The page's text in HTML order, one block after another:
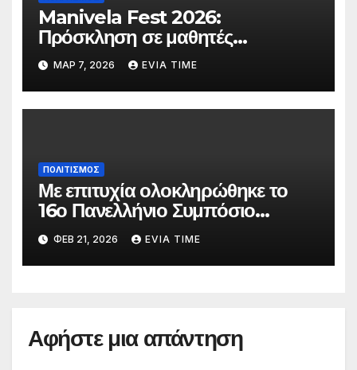
Manivela Fest 2026:
Πρόσκληση σε μαθητές
Γυμνασίου και Λυκείου της
Εύβοιας για συμμετοχή στη
σκηνή
ΜΑΡ 7, 2026 EVIA TIME
ΠΟΛΙΤΙΣΜΟΣ
Με επιτυχία ολοκληρώθηκε το
16ο Πανελλήνιο Συμπόσιο
Επικούρειας Φιλοσοφίας
ΦΕΒ 21, 2026 EVIA TIME
Αφήστε μια απάντηση